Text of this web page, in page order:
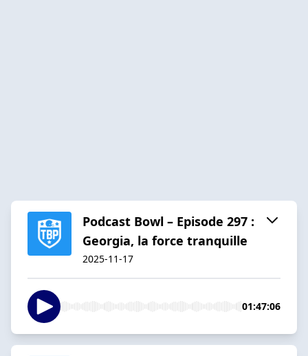
Podcast Bowl – Episode 297 :
Georgia, la force tranquille
2025-11-17
01:47:06